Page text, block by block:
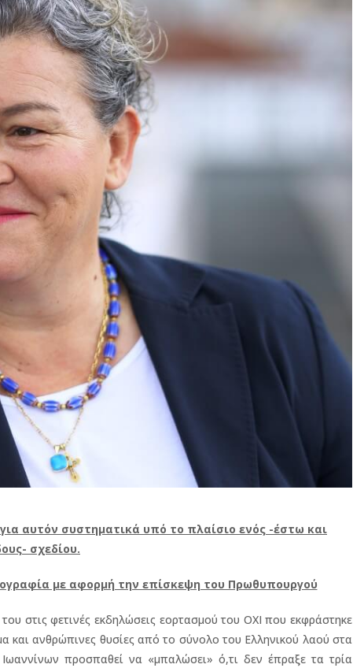
αυτόν συστηματικά υπό το πλαίσιο ενός -έστω και
σχεδίου.
με αφορμή την επίσκεψη του Πρωθυπουργού
στις φετινές εκδηλώσεις εορτασμού του ΟΧΙ που εκφράστηκε
και ανθρώπινες θυσίες από το σύνολο του Ελληνικού λαού στα
προσπαθεί να «μπαλώσει» ό,τι δεν έπραξε τα τρία